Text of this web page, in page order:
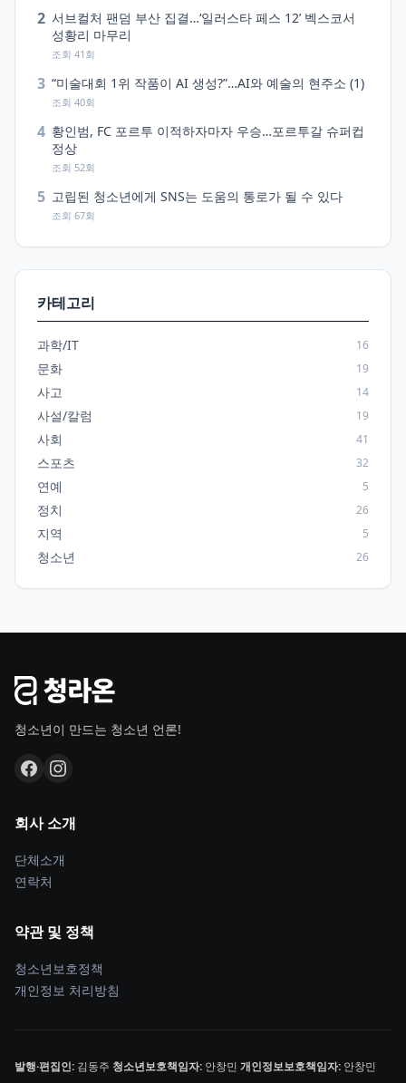
2 서브컬처 팬덤 부산 집결…‘일러스타 페스 12’ 벡스코서
성황리 마무리
조회 41회
3 “미술대회 1위 작품이 AI 생성?”…AI와 예술의 현주소 (1)
조회 40회
4 황인범, FC 포르투 이적하자마자 우승…포르투갈 슈퍼컵
정상
조회 52회
5 고립된 청소년에게 SNS는 도움의 통로가 될 수 있다
조회 67회
카테고리
과학/IT 16
문화 19
사고 14
사설/칼럼 19
사회 41
스포츠 32
연예 5
정치 26
지역 5
청소년 26
청소년이 만드는 청소년 언론!
회사 소개
단체소개
연락처
약관 및 정책
청소년보호정책
개인정보 처리방침
발행·편집인: 김동주 청소년보호책임자: 안창민 개인정보보호책임자: 안창민